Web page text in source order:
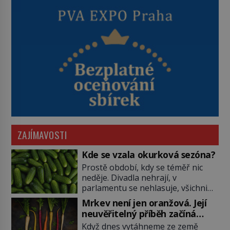
ZAJÍMAVOSTI
Kde se vzala okurková sezóna?
Prostě období, kdy se téměř nic
neděje. Divadla nehrají, v
parlamentu se nehlasuje, všichni
jsou na dovolené a média tak
nemají o čem mluvit a psát. A
vymýšlejí si proto témata, které
Mrkev není jen oranžová. Její
neuvěřitelný příběh začíná
fialovou barvou
Když dnes vytáhneme ze země